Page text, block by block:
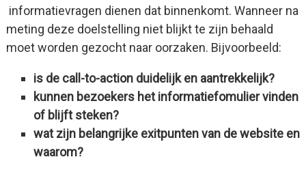
informatievragen dienen dat binnenkomt. Wanneer na
meting deze doelstelling niet blijkt te zijn behaald
moet worden gezocht naar oorzaken. Bijvoorbeeld:
is de call-to-action duidelijk en aantrekkelijk?
kunnen bezoekers het informatiefomulier vinden
of blijft steken?
wat zijn belangrijke exitpunten van de website en
waarom?